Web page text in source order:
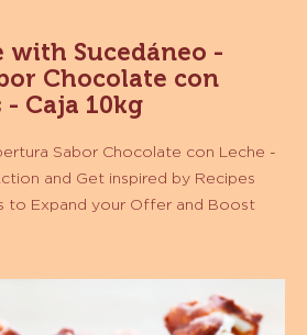
with Sucedáneo -
Chocolate con
- Caja 10kg
Sabor Chocolate con Leche -
and Get inspired by Recipes
to Expand your Offer and Boost